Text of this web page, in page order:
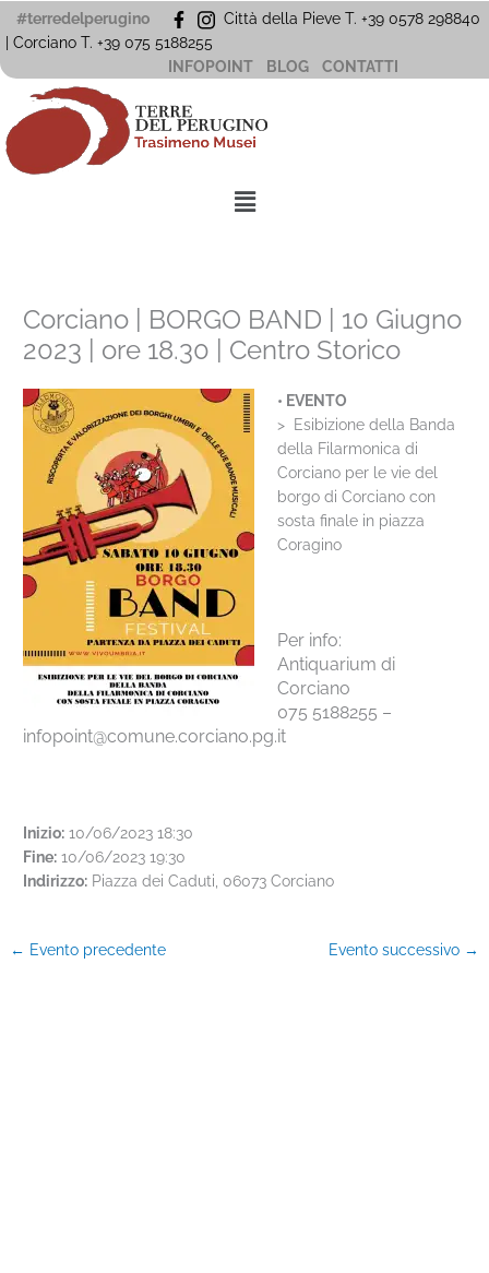
Vai
al
#terredelperugino
Città della Pieve T. +39 0578 298840
| Corciano T. +39 075 5188255
INFOPOINT
BLOG CONTATTI
Menu
Corciano | BORGO BAND | 10 Giugno
2023 | ore 18.30 | Centro Storico
• EVENTO
> Esibizione della Banda
della Filarmonica di
Corciano per le vie del
borgo di Corciano con
sosta finale in piazza
Coragino
Per info:
Antiquarium di
Corciano
075 5188255 –
infopoint@comune.corciano.pg.it
Inizio: 10/06/2023 18:30
Fine: 10/06/2023 19:30
Indirizzo: Piazza dei Caduti, 06073 Corciano
← Evento precedente Evento successivo →